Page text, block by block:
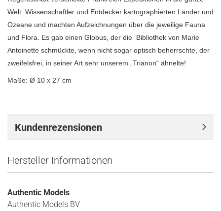
Welt. Wissenschaftler und Entdecker kartographierten Länder und
Ozeane und machten Aufzeichnungen über die jeweilige Fauna
und Flora. Es gab einen Globus, der die Bibliothek von Marie
Antoinette schmückte, wenn nicht sogar optisch beherrschte, der
zweifelsfrei, in seiner Art sehr unserem „Trianon“ ähnelte!
Maße: Ø 10 x 27 cm
Kundenrezensionen
Hersteller Informationen
Authentic Models
Authentic Models BV